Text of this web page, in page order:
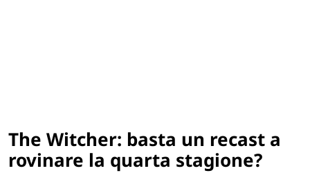
The Witcher: basta un recast a
rovinare la quarta stagione?